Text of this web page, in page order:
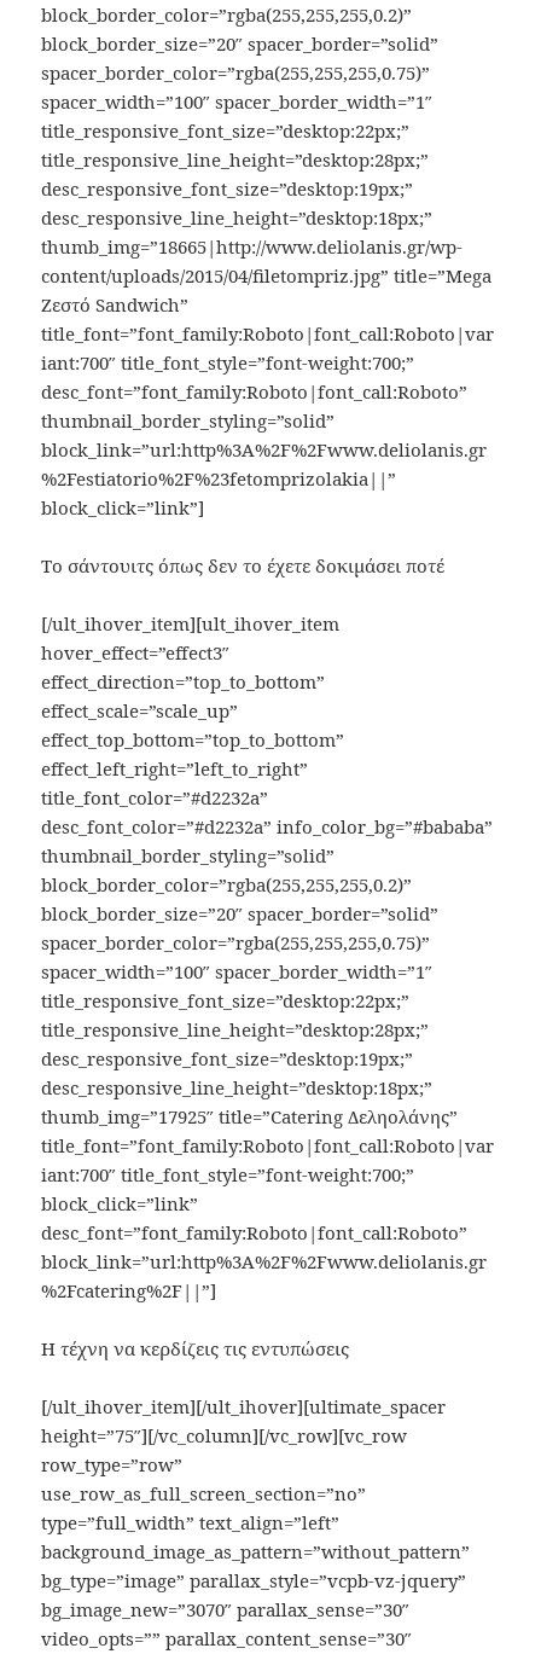
block_border_color=”rgba(255,255,255,0.2)”
block_border_size=”20″ spacer_border=”solid”
spacer_border_color=”rgba(255,255,255,0.75)”
spacer_width=”100″ spacer_border_width=”1″
title_responsive_font_size=”desktop:22px;”
title_responsive_line_height=”desktop:28px;”
desc_responsive_font_size=”desktop:19px;”
desc_responsive_line_height=”desktop:18px;”
thumb_img=”18665|http://www.deliolanis.gr/wp-
content/uploads/2015/04/filetompriz.jpg” title=”Mega
Ζεστό Sandwich”
title_font=”font_family:Roboto|font_call:Roboto|var
iant:700″ title_font_style=”font-weight:700;”
desc_font=”font_family:Roboto|font_call:Roboto”
thumbnail_border_styling=”solid”
block_link=”url:http%3A%2F%2Fwww.deliolanis.gr
%2Festiatorio%2F%23fetomprizolakia||”
block_click=”link”]
Το σάντουιτς όπως δεν το έχετε δοκιμάσει ποτέ
[/ult_ihover_item][ult_ihover_item
hover_effect=”effect3″
effect_direction=”top_to_bottom”
effect_scale=”scale_up”
effect_top_bottom=”top_to_bottom”
effect_left_right=”left_to_right”
title_font_color=”#d2232a”
desc_font_color=”#d2232a” info_color_bg=”#bababa”
thumbnail_border_styling=”solid”
block_border_color=”rgba(255,255,255,0.2)”
block_border_size=”20″ spacer_border=”solid”
spacer_border_color=”rgba(255,255,255,0.75)”
spacer_width=”100″ spacer_border_width=”1″
title_responsive_font_size=”desktop:22px;”
title_responsive_line_height=”desktop:28px;”
desc_responsive_font_size=”desktop:19px;”
desc_responsive_line_height=”desktop:18px;”
thumb_img=”17925″ title=”Catering Δεληολάνης”
title_font=”font_family:Roboto|font_call:Roboto|var
iant:700″ title_font_style=”font-weight:700;”
block_click=”link”
desc_font=”font_family:Roboto|font_call:Roboto”
block_link=”url:http%3A%2F%2Fwww.deliolanis.gr
%2Fcatering%2F||”]
Η τέχνη να κερδίζεις τις εντυπώσεις
[/ult_ihover_item][/ult_ihover][ultimate_spacer
height=”75″][/vc_column][/vc_row][vc_row
row_type=”row”
use_row_as_full_screen_section=”no”
type=”full_width” text_align=”left”
background_image_as_pattern=”without_pattern”
bg_type=”image” parallax_style=”vcpb-vz-jquery”
bg_image_new=”3070″ parallax_sense=”30″
video_opts=”” parallax_content_sense=”30″